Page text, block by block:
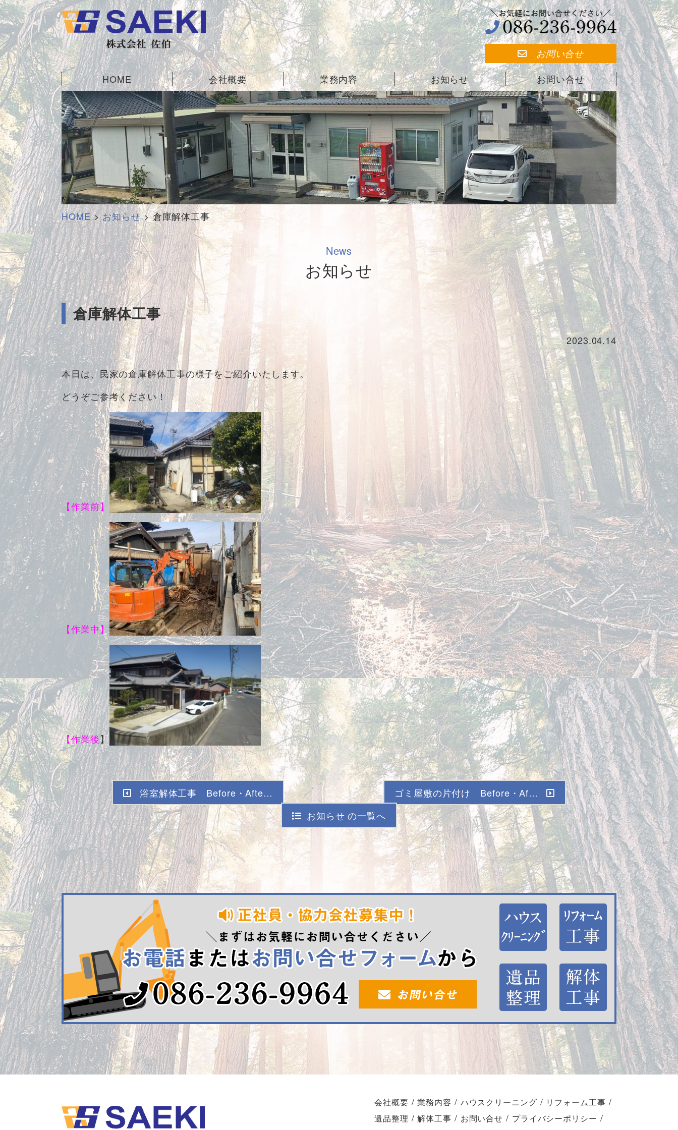
お問い合せ
HOME 会社概要 業務内容 お知らせ お問い合せ
HOME>お知らせ>倉庫解体工事
News
お知らせ
倉庫解体工事
2023.04.14
本日は、民家の倉庫解体工事の様子をご紹介いたします。
どうぞご参考ください！
【作業前】
【作業中】
【作業後】
浴室解体工事 Before・Afte…
ゴミ屋敷の片付け Before・Af…
お知らせ の一覧へ
会社概要 /業務内容 / ハウスクリーニング / リフォーム工事 /
遺品整理 /解体工事 / お問い合せ / プライバシーポリシー /